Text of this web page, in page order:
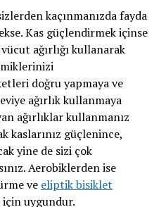
kaçınmanızda fayda
Kas güçlendirmek içinse
ağırlığı kullanarak
doğru yapmaya ve
ağırlık kullanmaya
ağırlıklar kullanmanız
kaslarınız güçlenince,
yine de sizi çok
Aerobiklerden ise
ve eliptik bisiklet
için uygundur.